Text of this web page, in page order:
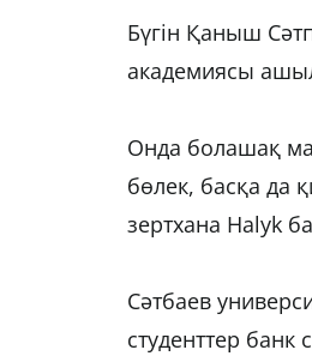
Бүгін Қаныш
академиясы
Онда болашақ
бөлек, басқа да
зертхана Halyk
Сәтбаев
студенттер банк